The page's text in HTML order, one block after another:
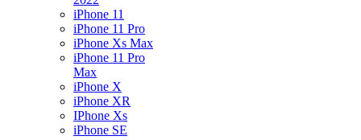
iPhone 11
iPhone 11 Pro
iPhone Xs Max
iPhone 11 Pro
Max
iPhone X
iPhone XR
IPhone Xs
iPhone SE